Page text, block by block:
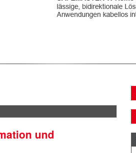
und